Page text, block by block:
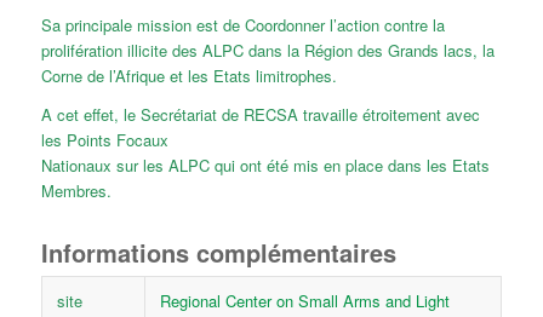
Sa principale mission est de Coordonner l’action contre la
prolifération illicite des ALPC dans la Région des Grands lacs, la
Corne de l’Afrique et les Etats limitrophes.
A cet effet, le Secrétariat de RECSA travaille étroitement avec
les Points Focaux
Nationaux sur les ALPC qui ont été mis en place dans les Etats
Membres.
Informations complémentaires
site
Regional Center on Small Arms and Light